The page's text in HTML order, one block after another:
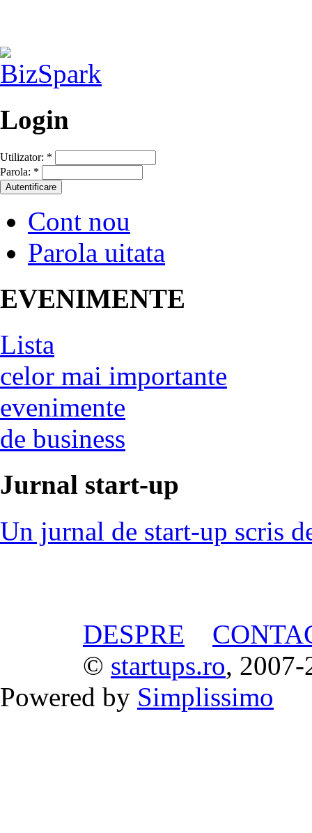
Login
Utilizator: *
Parola: *
Cont nou
Parola uitata
EVENIMENTE
Lista
celor mai importante
evenimente
de business
Jurnal start-up
Un jurnal de start-up scris
DESPRE
© startups.ro, 2007-
Powered by Simplissimo